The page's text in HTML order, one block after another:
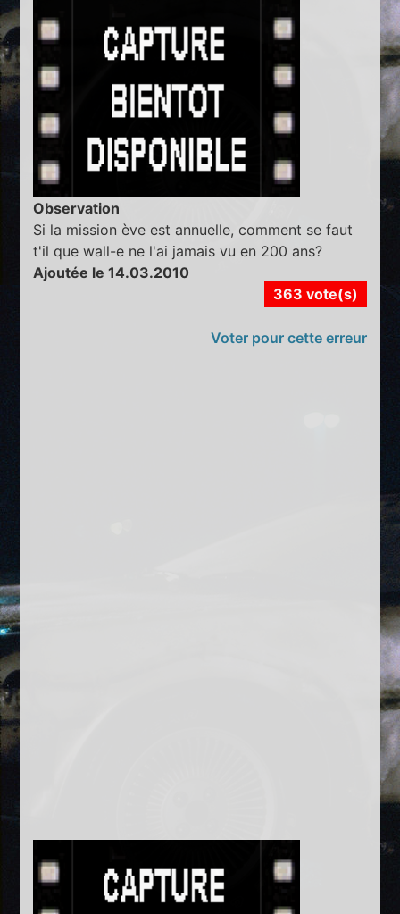
Observation
Si la mission ève est annuelle, comment se faut
t'il que wall-e ne l'ai jamais vu en 200 ans?
Ajoutée le 14.03.2010
363 vote(s)
Voter pour cette erreur